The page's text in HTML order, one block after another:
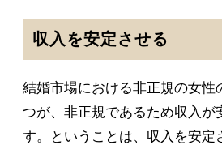
収入を安定させる
結婚市場における非正規の女性
つが、非正規であるため収入が
す。ということは、収入を安定